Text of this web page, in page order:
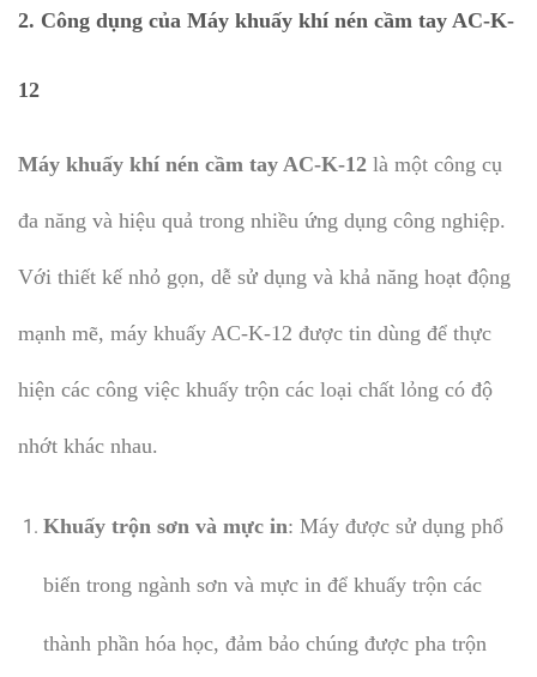
2. Công dụng của Máy khuấy khí nén cầm tay AC-K-
12
Máy khuấy khí nén cầm tay AC-K-12 là một công cụ
đa năng và hiệu quả trong nhiều ứng dụng công nghiệp.
Với thiết kế nhỏ gọn, dễ sử dụng và khả năng hoạt động
mạnh mẽ, máy khuấy AC-K-12 được tin dùng để thực
hiện các công việc khuấy trộn các loại chất lỏng có độ
nhớt khác nhau.
Khuấy trộn sơn và mực in: Máy được sử dụng phổ
biến trong ngành sơn và mực in để khuấy trộn các
thành phần hóa học, đảm bảo chúng được pha trộn